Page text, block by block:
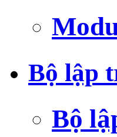
Bộ lập
Bộ